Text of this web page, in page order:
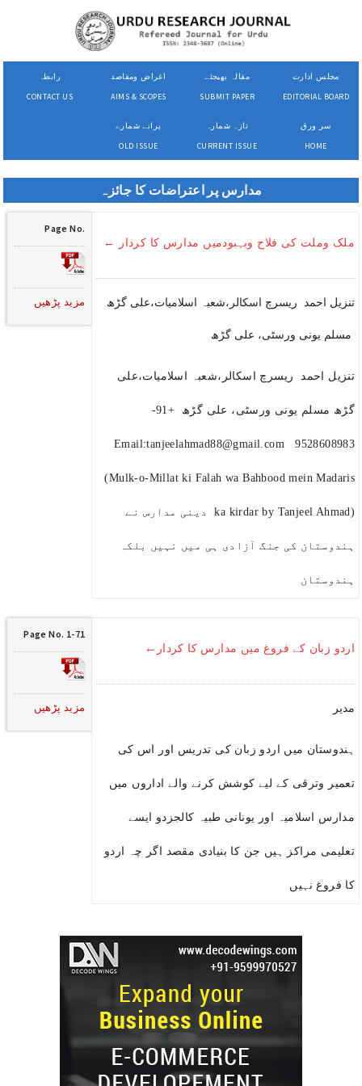
رابطہ
CONTACT US
اغراض ومقاصد
AIMS & SCOPES
مقالہ بھیجئے
SUBMIT PAPER
مجلس ادارت
EDITORIAL BOARD
پرانے شمارے
OLD ISSUE
تازہ شمارہ
CURRENT ISSUE
سر ورق
HOME
مدارس پر اعتراضات کا جائزہ
ملک وملت کی فلاح وبہبودمیں مدارس کا کردار ←
تنزیل احمد ریسرچ اسکالر،شعبہ اسلامیات،علی گڑھ
تنزیل احمد ریسرچ اسکالر،شعبہ اسلامیات،علی
گڑھ مسلم یونی ورسٹی، علی گڑھ +91-
9528608983 Email:tanjeelahmad88@gmail.com
(Mulk-o-Millat ki Falah wa Bahbood mein Madaris
ka kirdar by Tanjeel Ahmad) دینی مدارس نے
ہندوستان کی جنگ آزادی ہی میں نہیں بلکہ
ہندوستان
Page No.
مزید پڑھیں
اردو زبان کے فروغ میں مدارس کا کردار←
مدیر
ہندوستان میں اردو زبان کی تدریس اور اس کی
تعمیر وترقی کے لیے کوشش کرنے والے اداروں میں
مدارس اسلامیہ اور یونانی طبیہ کالجزدو ایسے
تعلیمی مراکز ہیں جن کا بنیادی مقصد اگر چہ اردو
کا فروغ نہیں
Page No. 1-71
مزید پڑھیں